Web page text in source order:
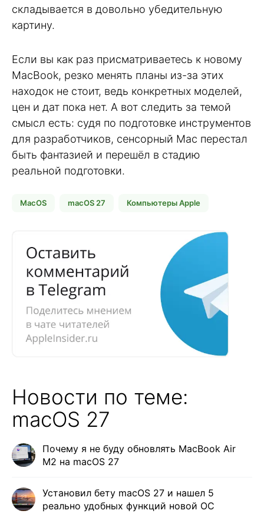
складывается в довольно убедительную
картину.
Если вы как раз присматриваетесь к новому
MacBook, резко менять планы из-за этих
находок не стоит, ведь конкретных моделей,
цен и дат пока нет. А вот следить за темой
смысл есть: судя по подготовке инструментов
для разработчиков, сенсорный Mac перестал
быть фантазией и перешёл в стадию
реальной подготовки.
MacOS macOS 27 Компьютеры Apple
Новости по теме:
macOS 27
Почему я не буду обновлять MacBook Air
M2 на macOS 27
Установил бету macOS 27 и нашел 5
реально удобных функций новой ОС